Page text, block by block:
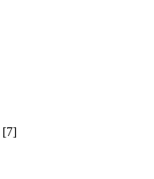
[7]